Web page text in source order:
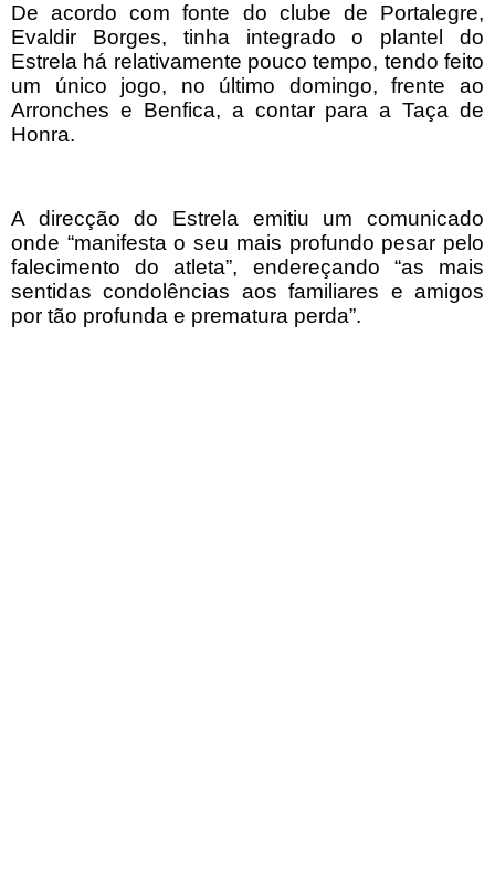
De acordo com fonte do clube de Portalegre,
Evaldir Borges, tinha integrado o plantel do
Estrela há relativamente pouco tempo, tendo feito
um único jogo, no último domingo, frente ao
Arronches e Benfica, a contar para a Taça de
Honra.
A direcção do Estrela emitiu um comunicado
onde “manifesta o seu mais profundo pesar pelo
falecimento do atleta”, endereçando “as mais
sentidas condolências aos familiares e amigos
por tão profunda e prematura perda”.